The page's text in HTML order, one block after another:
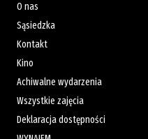
O nas
Sąsiedzka
Kontakt
Kino
Achiwalne wydarzenia
Wszystkie zajęcia
Deklaracja dostępności